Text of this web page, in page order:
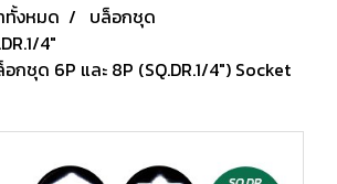
ทั้งหมด
บล็อกชุด
4"
กชุด 6P และ 8P (SQ.DR.1/4") Socket